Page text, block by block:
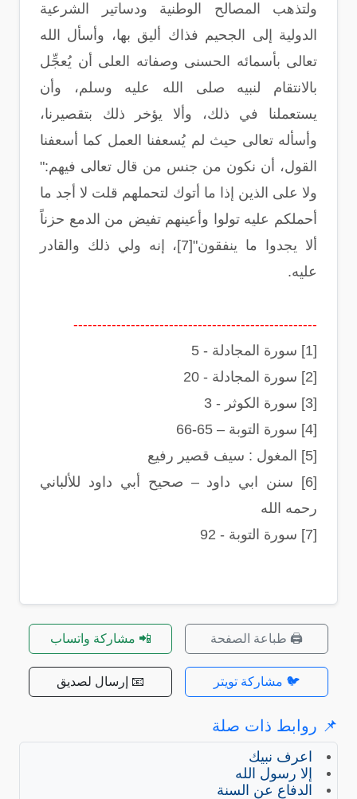
ولتذهب المصالح الوطنية ودساتير الشرعية
الدولية إلى الجحيم فذاك أليق بها، وأسأل الله
تعالى بأسمائه الحسنى وصفاته العلى أن يُعجِّل
بالانتقام لنبيه صلى الله عليه وسلم، وأن
يستعملنا في ذلك، وألا يؤخر ذلك بتقصيرنا،
وأسأله تعالى حيث لم يُسعفنا العمل كما أسعفنا
القول، أن نكون من جنس من قال تعالى فيهم:"
ولا على الذين إذا ما أتوك لتحملهم قلت لا أجد ما
أحملكم عليه تولوا وأعينهم تفيض من الدمع حزناً
ألا يجدوا ما ينفقون"[7]، إنه ولي ذلك والقادر
عليه.
---------------------------------------------------
[1] سورة المجادلة - 5
[2] سورة المجادلة - 20
[3] سورة الكوثر - 3
[4] سورة التوبة – 65-66
[5] المغول : سيف قصير رفيع
[6] سنن ابي داود – صحيح أبي داود للألباني
رحمه الله
[7] سورة التوبة - 92
🖨️ طباعة الصفحة 📲 مشاركة واتساب
🐦 مشاركة تويتر 📧 إرسال لصديق
📌 روابط ذات صلة
اعرف نبيك
إلا رسول الله
الدفاع عن السنة